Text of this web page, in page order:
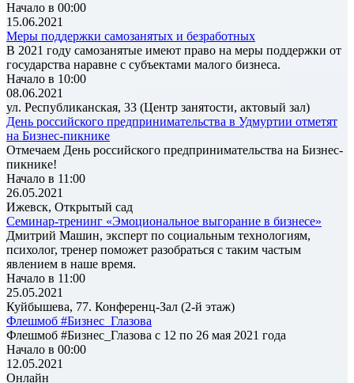
Начало в 00:00
15.06.2021
Меры поддержки самозанятых и безработных
В 2021 году самозанятые имеют право на меры поддержки от
государства наравне с субъектами малого бизнеса.
Начало в 10:00
08.06.2021
ул. Республиканская, 33 (Центр занятости, актовый зал)
День российского предпринимательства в Удмуртии отметят
на Бизнес-пикнике
Отмечаем День российского предпринимательства на Бизнес-
пикнике!
Начало в 11:00
26.05.2021
Ижевск, Открытый сад
Семинар-тренинг «Эмоциональное выгорание в бизнесе»
Дмитрий Машин, эксперт по социальным технологиям,
психолог, тренер поможет разобраться с таким частым
явлением в наше время.
Начало в 11:00
25.05.2021
Куйбышева, 77. Конференц-Зал (2-й этаж)
Флешмоб #Бизнес_Глазова
Флешмоб #Бизнес_Глазова с 12 по 26 мая 2021 года
Начало в 00:00
12.05.2021
Онлайн